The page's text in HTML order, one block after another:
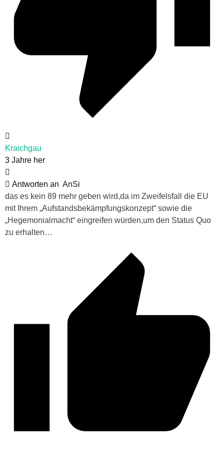
Kraichgau
3 Jahre her
Antworten an AnSi
das es kein 89 mehr geben wird,da im Zweifelsfall die EU
mit Ihrem „Aufstandsbekämpfungskonzept“ sowie die
„Hegemonialmacht“ eingreifen würden,um den Status Quo
zu erhalten…